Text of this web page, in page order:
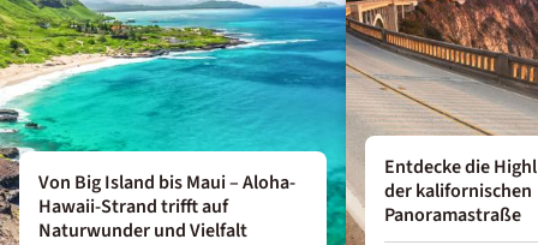
Von Big Island bis Maui – Aloha-
Hawaii-Strand trifft auf
Naturwunder und Vielfalt
Entdecke die
der kalifornischen
Panoramastraße